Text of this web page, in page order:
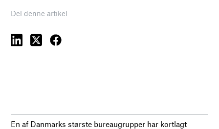
Del denne artikel
En af Danmarks største bureaugrupper har kortlagt